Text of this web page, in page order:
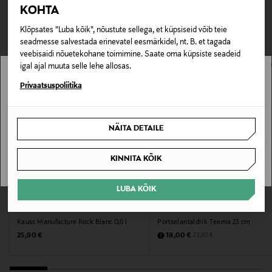
KOHTA
Klõpsates "Luba kõik", nõustute sellega, et küpsiseid võib teie
seadmesse salvestada erinevatel eesmärkidel, nt. B. et tagada
veebisaidi nõuetekohane toimimine. Saate oma küpsiste seadeid
igal ajal muuta selle lehe allosas.
Privaatsuspoliitika
NÄITA DETAILE
KINNITA KÕIK
LUBA KÕIK
Tootenumber
178309424
Materjal
Võib pesta nõudepesumasinas ja kasutada
BLACK
0,00 € – 4,90 €
TEISED KLIENDID
VAATASID KA
Kauss Manufacture Rock Blanc 0,6 l
Original Price
25,90 €
Portselantaldrik Teema 23 cm
Discounted Price
18,00 € Original Price
22,90 €
Stockmann pole Sinu riigis saadaval.
SAAN ARU